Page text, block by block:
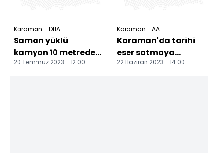
Karaman - DHA
Saman yüklü
kamyon 10 metreden
düştü; şoför öldü
20 Temmuz 2023 - 12:00
Karaman - AA
Karaman'da tarihi
eser satmaya
çalışan 3 şüpheli
22 Haziran 2023 - 14:00